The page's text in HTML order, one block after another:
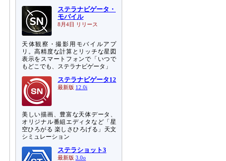
ステラナビゲータ・
モバイル
8月4日 リリース
天体観察・撮影用モバイルアプ
リ。高精度な計算とリッチな星図
表示をスマートフォンで「いつで
もどこでも、ステラナビゲータ」
ステラナビゲータ12
最新版 12.0i
美しい描画、豊富な天体データ、
オリジナル番組エディタなど「星
空ひろがる 楽しさひろげる」天文
シミュレーション
ステラショット3
最新版 3.0o